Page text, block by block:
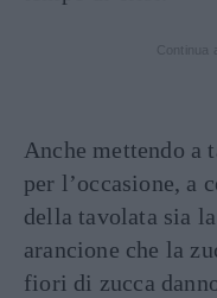
Anche mettendo
per l’occasione, a
della tavolata sia
arancione che la
fiori di zucca